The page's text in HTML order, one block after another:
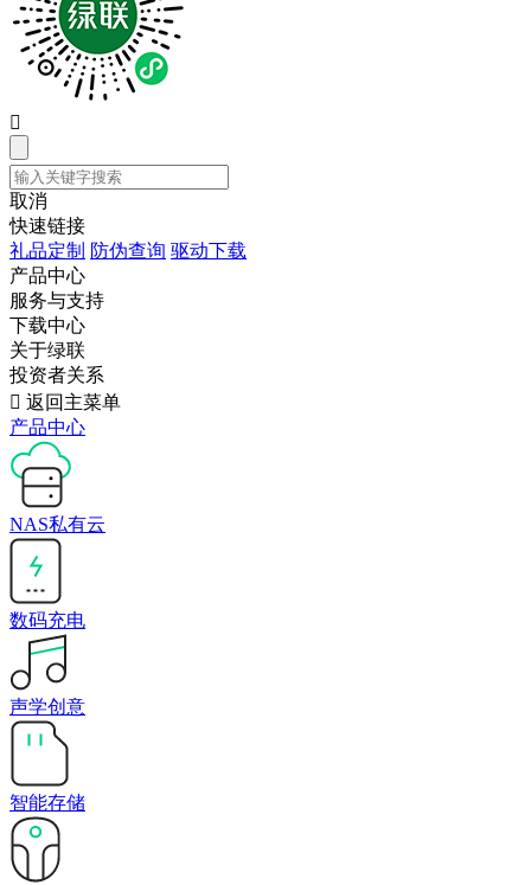

取消
快速链接
礼品定制 防伪查询 驱动下载
产品中心
服务与支持
下载中心
关于绿联
投资者关系
 返回主菜单
产品中心
NAS私有云
数码充电
声学创意
智能存储